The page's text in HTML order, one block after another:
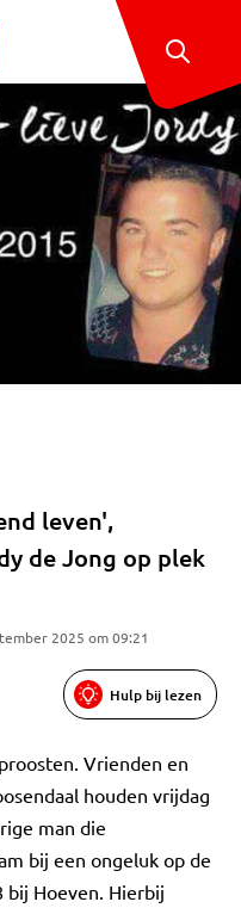
leven',
de Jong op plek
2025 om 09:21
Hulp bij lezen
Vrienden en
houden vrijdag
man die
bij een ongeluk op de
bij Hoeven. Hierbij